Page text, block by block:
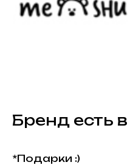
Бренд есть
*Подарки :)